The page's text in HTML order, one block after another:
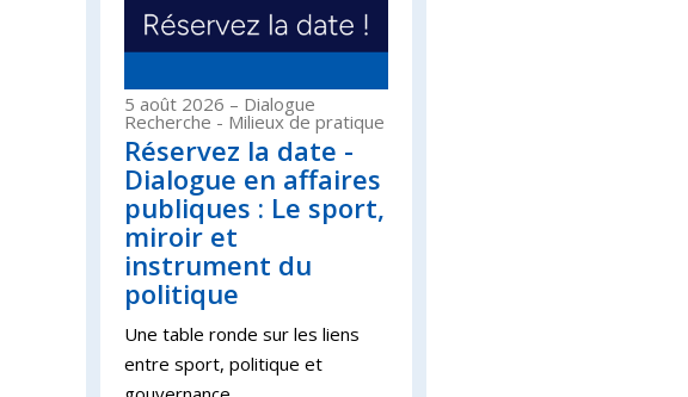
5 août 2026 – Dialogue
Recherche - Milieux de pratique
Réservez la date -
Dialogue en affaires
publiques : Le sport,
miroir et
instrument du
politique
Une table ronde sur les liens
entre sport, politique et